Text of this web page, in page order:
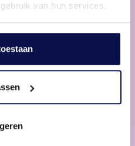
van hun services.